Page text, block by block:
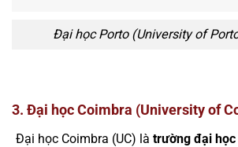
Đại học Porto (University of
3. Đại học Coimbra (University of
Đại học Coimbra (UC) là trường đại